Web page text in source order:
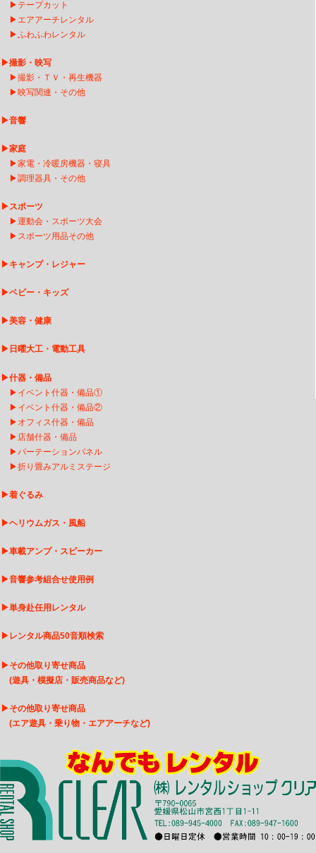
▶ テープカット
▶ エアアーチレンタ ル
▶ふわふわレンタル
▶撮影・映写
▶撮影・ＴＶ・再生機器
▶映写関連・その他
▶音響
▶家庭
▶家電・冷暖房機器・寝具
▶調理器具・その他
▶ スポーツ
▶運動会・スポーツ大会
▶ スポーツ用品その他
▶キャンプ・レジャー
▶ベビー・キッズ
▶美容・健康
▶ 日曜大工・電動工具
▶什器・備品
▶ イベント什器・備品①
▶ イベント什器・備品②
▶ オフィス什器・備品
▶ 店舗什器・備品
▶パーテーションパネル
▶折り畳みアルミステージ
▶着ぐるみ
▶ヘリウムガス・風船
▶車載アンプ・スピーカー
▶音響参考組合せ使用例
▶単身赴任用レンタル
▶レンタル商品50音順検索
▶その他取り寄せ商品
(遊具・模擬店・販売商品など)
▶その他取り寄せ商品
(エア遊具・乗り物・エアアーチなど)